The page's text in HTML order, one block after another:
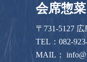
会席惣
〒731-5127
TEL：082-
MAIL：